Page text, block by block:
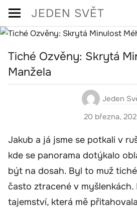
Skip
content
JEDEN SVĚT
Tiché Ozvěny: Skrytá
Manžela
Jeden
20 března,
Jakub a já jsme se potkali v
kde se panorama dotýkalo
být na dosah. Byl to muž
často ztracené v myšlenkách.
tajemství, která mě